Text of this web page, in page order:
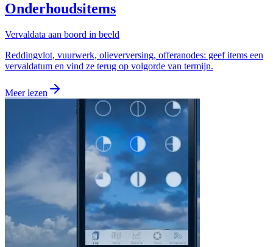
Onderhoudsitems
Vervaldata aan boord in beeld
Reddingvlot, vuurwerk, olieverversing, offeranodes: geef items een
vervaldatum en vind ze terug op volgorde van termijn.
Meer lezen